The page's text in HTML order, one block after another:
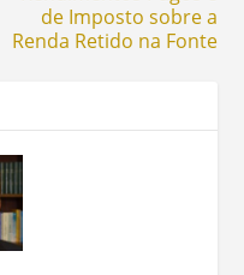
de Imposto sobre a
Renda Retido na Fonte